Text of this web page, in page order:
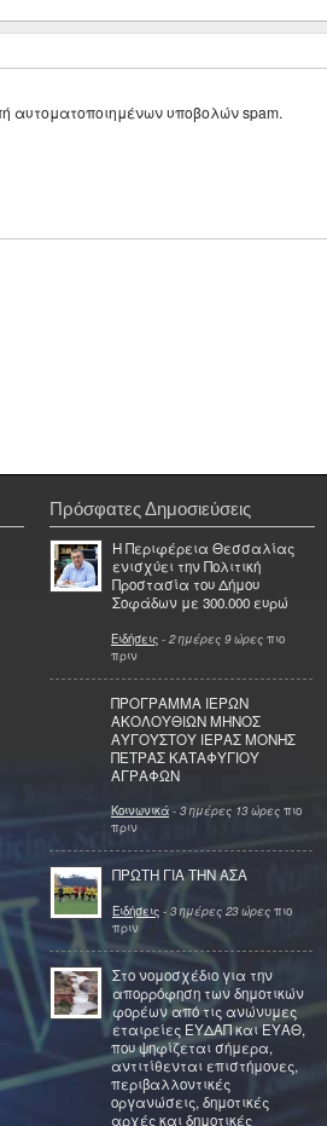
αυτοματοποιημένων υποβολών spam.
Πρόσφατες Δημοσιεύσεις
Η Περιφέρεια Θεσσαλίας
ενισχύει την Πολιτική
Προστασία του Δήμου
Σοφάδων με 300.000 ευρώ
Ειδήσεις - 2 ημέρες 9 ώρες πιο
πριν
ΠΡΟΓΡΑΜΜΑ ΙΕΡΩΝ
ΑΚΟΛΟΥΘΙΩΝ ΜΗΝΟΣ
ΑΥΓΟΥΣΤΟΥ ΙΕΡΑΣ ΜΟΝΗΣ
ΠΕΤΡΑΣ ΚΑΤΑΦΥΓΙΟΥ
ΑΓΡΑΦΩΝ
Κοινωνικά - 3 ημέρες 13 ώρες πιο
πριν
ΠΡΩΤΗ ΓΙΑ ΤΗΝ ΑΣΑ
Ειδήσεις - 3 ημέρες 23 ώρες πιο
πριν
Στο νομοσχέδιο για την
απορρόφηση των δημοτικών
φορέων από τις ανώνυμες
εταιρείες ΕΥΔΑΠ και ΕΥΑΘ,
που ψηφίζεται σήμερα,
αντιτίθενται επιστήμονες,
περιβαλλοντικές
οργανώσεις, δημοτικές
αρχές και δημοτικές